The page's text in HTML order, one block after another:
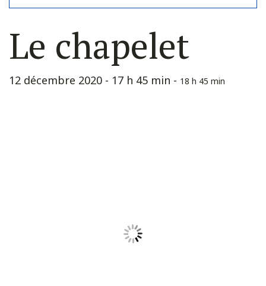
Le chapelet
12 décembre 2020 - 17 h 45 min - 18 h 45 min